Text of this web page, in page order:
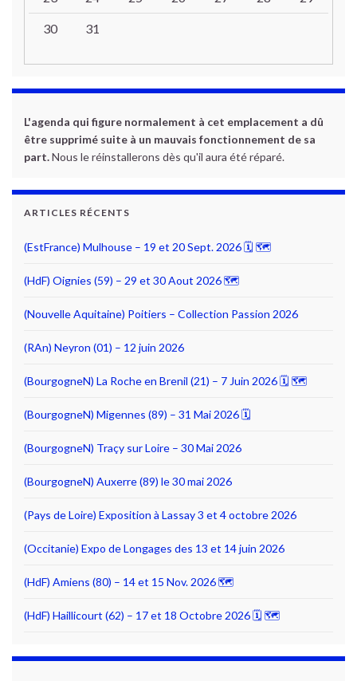
30 31
L'agenda qui figure normalement à cet emplacement a dû
être supprimé suite à un mauvais fonctionnement de sa
part.Nous le réinstallerons dès qu'il aura été réparé.
ARTICLES RÉCENTS
(EstFrance) Mulhouse – 19 et 20 Sept. 2026 🗓 🗺
(HdF) Oignies (59) – 29 et 30 Aout 2026 🗺
(Nouvelle Aquitaine) Poitiers – Collection Passion 2026
(RAn) Neyron (01) – 12 juin 2026
(BourgogneN) La Roche en Brenil (21) – 7 Juin 2026 🗓 🗺
(BourgogneN) Migennes (89) – 31 Mai 2026 🗓
(BourgogneN) Traçy sur Loire – 30 Mai 2026
(BourgogneN) Auxerre (89) le 30 mai 2026
(Pays de Loire) Exposition à Lassay 3 et 4 octobre 2026
(Occitanie) Expo de Longages des 13 et 14 juin 2026
(HdF) Amiens (80) – 14 et 15 Nov. 2026 🗺
(HdF) Haillicourt (62) – 17 et 18 Octobre 2026 🗓 🗺